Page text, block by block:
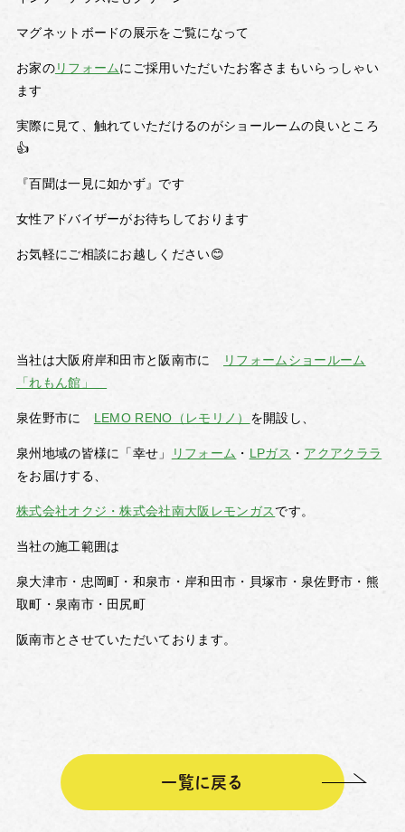
マグネットボードの展示をご覧になって
お家のリフォームにご採用いただいたお客さまもいらっしゃい
ます
実際に見て、触れていただけるのがショールームの良いところ
👍
『百聞は一見に如かず』です
女性アドバイザーがお待ちしております
お気軽にご相談にお越しください😊
当社は大阪府岸和田市と阪南市に
リフォームショールーム
「れもん館」
泉佐野市に LEMO RENO（レモリノ） を開設し、
泉州地域の皆様に「幸せ」 リフォーム ・ LPガス ・ アクアクララ
をお届けする、
株式会社オクジ・株式会社南大阪レモンガスです。
当社の施工範囲は
泉大津市・忠岡町・和泉市・岸和田市・貝塚市・泉佐野市・熊
取町・泉南市・田尻町
阪南市とさせていただいております。
一覧に戻る